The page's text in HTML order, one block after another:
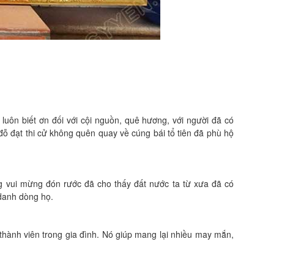
biết ơn đối với cội nguồn, quê hương, với người đã có
đạt thi cử không quên quay về cúng bái tổ tiên đã phù hộ
vui mừng đón rước đã cho thấy đất nước ta từ xưa đã có
dòng họ.
viên trong gia đình. Nó giúp mang lại nhiều may mắn,